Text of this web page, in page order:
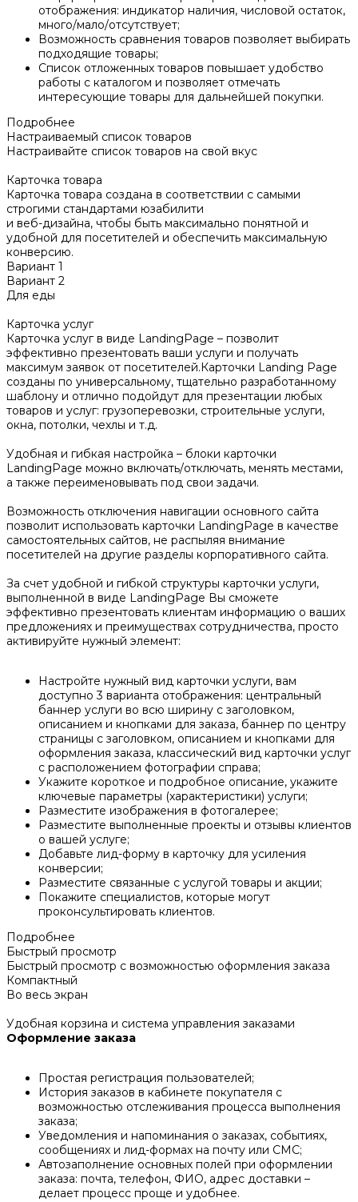
отображения: индикатор наличия, числовой остаток,
много/мало/отсутствует;
Возможность сравнения товаров позволяет выбирать
подходящие товары;
Список отложенных товаров повышает удобство
работы с каталогом и позволяет отмечать
интересующие товары для дальнейшей покупки.
Подробнее
Настраиваемый список товаров
Настраивайте список товаров на свой вкус
Карточка товара
Карточка товара создана в соответствии с самыми
строгими стандартами юзабилити
и веб-дизайна, чтобы быть максимально понятной и
удобной для посетителей и обеспечить максимальную
конверсию.
Вариант 1
Вариант 2
Для еды
Карточка услуг
Карточка услуг в виде LandingPage – позволит
эффективно презентовать ваши услуги и получать
максимум заявок от посетителей.Карточки Landing Page
созданы по универсальному, тщательно разработанному
шаблону и отлично подойдут для презентации любых
товаров и услуг: грузоперевозки, строительные услуги,
окна, потолки, чехлы и т.д.
Удобная и гибкая настройка – блоки карточки
LandingPage можно включать/отключать, менять местами,
а также переименовывать под свои задачи.
Возможность отключения навигации основного сайта
позволит использовать карточки LandingPage в качестве
самостоятельных сайтов, не распыляя внимание
посетителей на другие разделы корпоративного сайта.
За счет удобной и гибкой структуры карточки услуги,
выполненной в виде LandingPage Вы сможете
эффективно презентовать клиентам информацию о ваших
предложениях и преимуществах сотрудничества, просто
активируйте нужный элемент:
Настройте нужный вид карточки услуги, вам
доступно 3 варианта отображения: центральный
баннер услуги во всю ширину с заголовком,
описанием и кнопками для заказа, баннер по центру
страницы с заголовком, описанием и кнопками для
оформления заказа, классический вид карточки услуг
с расположением фотографии справа;
Укажите короткое и подробное описание, укажите
ключевые параметры (характеристики) услуги;
Разместите изображения в фотогалерее;
Разместите выполненные проекты и отзывы клиентов
о вашей услуге;
Добавьте лид-форму в карточку для усиления
конверсии;
Разместите связанные с услугой товары и акции;
Покажите специалистов, которые могут
проконсультировать клиентов.
Подробнее
Быстрый просмотр
Быстрый просмотр с возможностью оформления заказа
Компактный
Во весь экран
Удобная корзина и система управления заказами
Оформление заказа
Простая регистрация пользователей;
История заказов в кабинете покупателя с
возможностью отслеживания процесса выполнения
заказа;
Уведомления и напоминания о заказах, событиях,
сообщениях и лид-формах на почту или СМС;
Автозаполнение основных полей при оформлении
заказа: почта, телефон, ФИО, адрес доставки –
делает процесс проще и удобнее.